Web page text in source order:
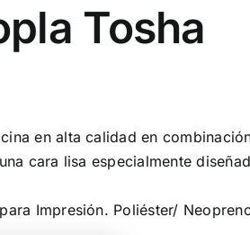
Tosha
en alta calidad en
cara lisa especialmente
Impresión. Poliéster/